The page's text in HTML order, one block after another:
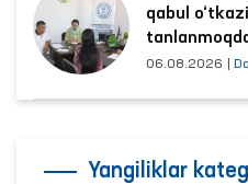
qabul
06.08.2026
Yangiliklar